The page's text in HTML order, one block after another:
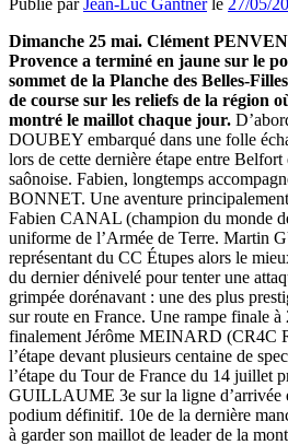
Dimanche 25 mai. Clément
Provence a terminé en jaune sur le
sommet de la Planche des Belles-
de course sur les reliefs de la région
montré le maillot chaque jour.
DOUBEY embarqué dans une folle
lors de cette dernière étape entre
saônoise. Fabien, longtemps
BONNET. Une aventure
Fabien CANAL (champion du monde
uniforme de l’Armée de Terre. Martin
représentant du CC Étupes alors le
du dernier dénivelé pour tenter une
grimpée dorénavant : une des plus
sur route en France. Une rampe finale
finalement Jérôme MEINARD (CR4C
l’étape devant plusieurs centaine de
l’étape du Tour de France du 14 juillet
GUILLAUME 3e sur la ligne d’arrivée
podium définitif. 10e de la dernière
à garder son maillot de leader de la